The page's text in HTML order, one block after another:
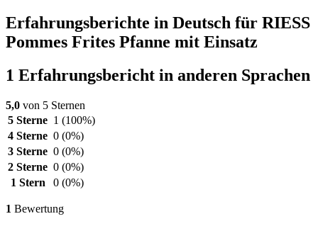
Erfahrungsberichte in Deutsch für RIESS
Pommes Frites Pfanne mit Einsatz
1 Erfahrungsbericht in anderen Sprachen
5,0 von 5 Sternen
5 Sterne 1 (100%)
4 Sterne 0 (0%)
3 Sterne 0 (0%)
2 Sterne 0 (0%)
1 Stern
0 (0%)
1 Bewertung